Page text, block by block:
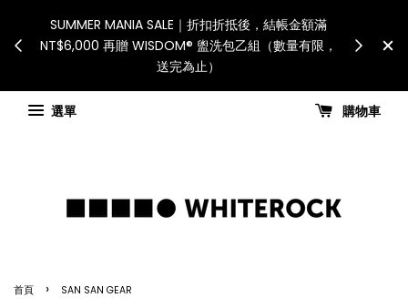
各
SUMMER MANIA SALE｜折扣折抵後，結帳金額滿
NT$6,000 再贈 WISDOM® 盥洗包乙組（數量有限，
送完為止）
選單 購物車
首頁 › SAN SAN GEAR